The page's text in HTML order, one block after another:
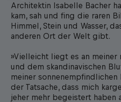
Architektin Isabelle Bacher
kam, sah und fing die raren
Himmel, Stein und Wasser,
anderen Ort der Welt gibt.
»Vielleicht liegt es an
und dem skandinavischen
meiner
der Tatsache, dass mich
jeher mehr begeistert haben